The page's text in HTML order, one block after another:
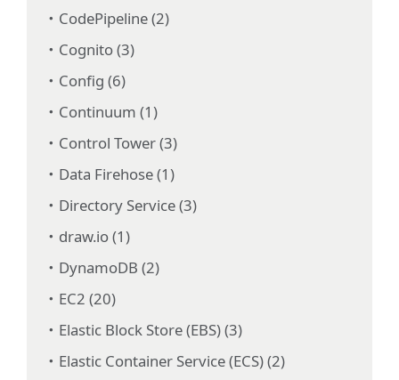
CodePipeline (2)
Cognito (3)
Config (6)
Continuum (1)
Control Tower (3)
Data Firehose (1)
Directory Service (3)
draw.io (1)
DynamoDB (2)
EC2 (20)
Elastic Block Store (EBS) (3)
Elastic Container Service (ECS) (2)